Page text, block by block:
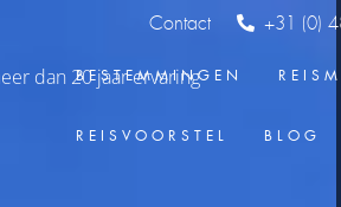
Contact +31 (0)
BESTEMMINGEN
REISVOORSTEL BLOG